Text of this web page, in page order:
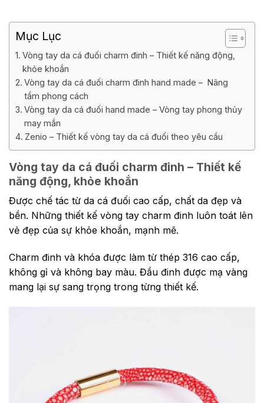
Mục Lục
Vòng tay da cá đuối charm đinh – Thiết kế năng động,
khỏe khoắn
Vòng tay da cá đuối charm đinh hand made – Nâng
tầm phong cách
Vòng tay da cá đuối hand made – Vòng tay phong thủy
may mắn
Zenio – Thiết kế vòng tay da cá đuối theo yêu cầu
Vòng tay da cá đuối charm đinh – Thiết kế
năng động, khỏe khoắn
Được chế tác từ da cá đuối cao cấp, chất da đẹp và
bền. Những thiết kế vòng tay charm đinh luôn toát lên
vẻ đẹp của sự khỏe khoắn, mạnh mẽ.
Charm đinh và khóa được làm từ thép 316 cao cấp,
không gỉ và không bay màu. Đầu đinh được mạ vàng
mang lại sự sang trọng trong từng thiết kế.